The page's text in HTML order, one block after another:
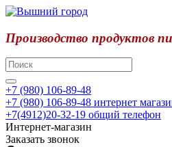
Производство продуктов
+7 (980) 106-89-48
+7 (980) 106-89-48 интернет
+7(4912)20-32-19 общий телефон
Интернет-магазин
Заказать звонок